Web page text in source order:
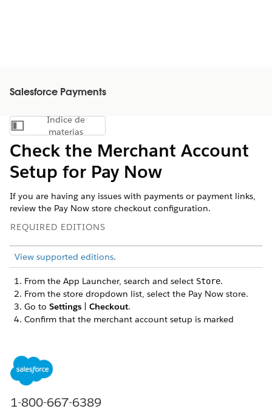
Salesforce Payments
Mostrar índice de materias
Índice de
materias
Check the Merchant Account
Setup for Pay Now
If you are having any issues with payments or payment links,
review the Pay Now store checkout configuration.
REQUIRED EDITIONS
View supported editions.
From the App Launcher, search and select Store.
From the store dropdown list, select the Pay Now store.
Go to Settings Checkout.
Confirm that the merchant account setup is marked
¿RESOLVIÓ ESTE ARTÍCULO SU PROBLEMA?
¡Háganos saber cómo podemos mejorar!
1-800-667-6389